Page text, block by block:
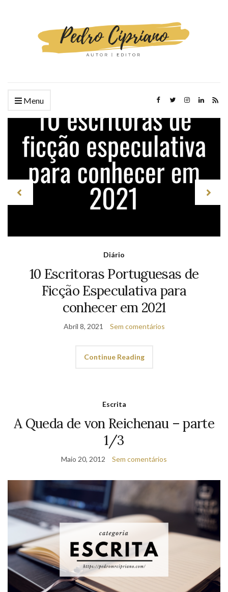
Menu
Nanowrimo 2020: dia 20 –
Homenagem
Novembro 20, 2020 Sem comentários
Continue Reading
Maio 20, 2012 Sem comentários
Walter acordou por volta das seis da madrugada.